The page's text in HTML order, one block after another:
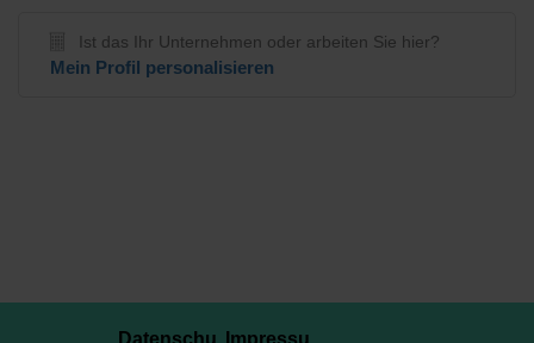
Ist das Ihr Unternehmen oder arbeiten Sie hier?
Mein Profil personalisieren
Datenschu Impressu